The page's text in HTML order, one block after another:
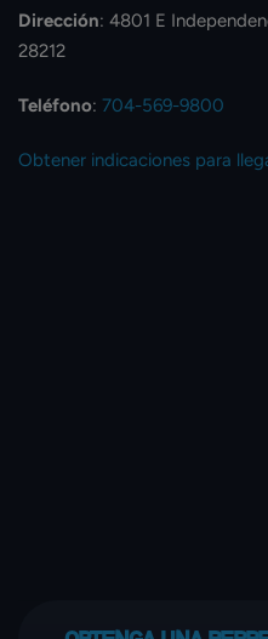
Dirección: 4801 E
28212
Teléfono: 704-569-9800
Obtener indicaciones para